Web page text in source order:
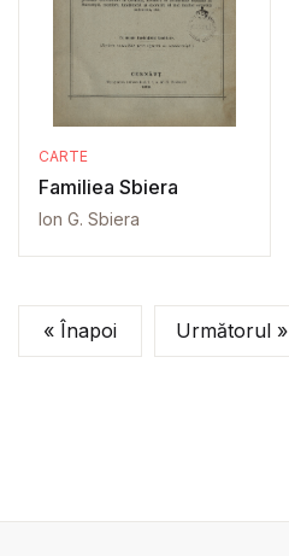
CARTE
Familiea Sbiera
Ion G. Sbiera
« Înapoi Următorul »